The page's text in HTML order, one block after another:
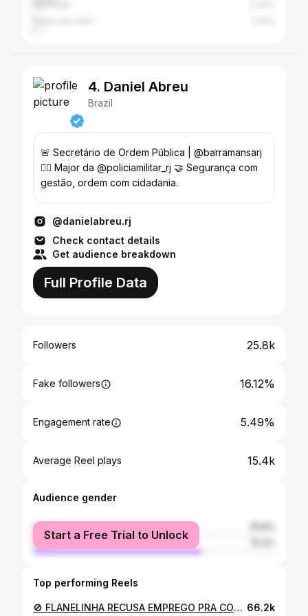
4. Daniel Abreu
Brazil
🚨 Secretário de Ordem Pública | @barramansarj
👮‍♂️ Major da @policiamilitar_rj 🤝 Segurança com
gestão, ordem com cidadania.
@danielabreu.rj
Check contact details
Get audience breakdown
Full Profile Data
Followers 25.8k
Fake followers 16.12%
Engagement rate 5.49%
Average Reel plays 15.4k
Audience gender
female
male
Start a Free Trial to Unlock
Top performing Reels
🚫 FLANELINHA RECUSA EMPREGO PRA CONTINUAR NAS RUAS 🚗💸 É cada vez mais comum ver flanelinhas exigindo dinheiro de motoristas em vias públicas — mesmo sem qualquer autorização ou prestação real de serviço. O que muitos não sabem é que essa prática é ilegal e pode ser enquadrada até mesmo como extorsão. 😠 Neste caso, o mais chocante: o indivíduo foi abordado onde oferecemos uma proposta de emprego formal, com carteira assinada e todos os direitos garantidos. A resposta? Recusou. Preferiu continuar nas ruas cobrando “taxa” de estacionamento . 👎 📢 Isso não é sobre falta de oportunidade, é sobre escolha por práticas abusivas que afetam o direito de ir e vir de todos. 🛑 Denuncie esse tipo de coação. Cidadania se faz com respeito e dignidade — dos dois lados. #Reels #Cidadania #Flanelinha #Abuso #Coação #Extorsão #Emprego #Dignidade #DireitoDeIrEVir 66.2k